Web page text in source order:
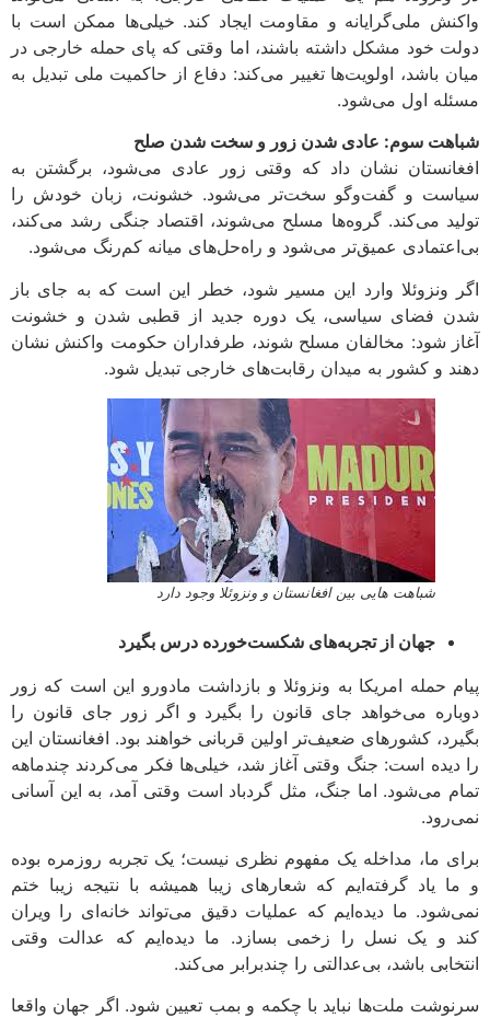
واکنش ملی‌گرایانه و مقاومت ایجاد کند. خیلی‌ها ممکن است با
دولت خود مشکل داشته باشند، اما وقتی که پای حمله خارجی در
میان باشد، اولویت‌ها تغییر می‌کند: دفاع از حاکمیت ملی تبدیل به
مسئله اول می‌شود.
شباهت سوم: عادی شدن زور و سخت شدن صلح
افغانستان نشان داد که وقتی زور عادی می‌شود، برگشتن به
سیاست و گفت‌وگو سخت‌تر می‌شود. خشونت، زبان خودش را
تولید می‌کند. گروه‌ها مسلح می‌شوند، اقتصاد جنگی رشد می‌کند،
بی‌اعتمادی عمیق‌تر می‌شود و راه‌حل‌های میانه کم‌رنگ می‌شود.
اگر ونزوئلا وارد این مسیر شود، خطر این است که به جای باز
شدن فضای سیاسی، یک دوره جدید از قطبی شدن و خشونت
آغاز شود: مخالفان مسلح شوند، طرفداران حکومت واکنش نشان
دهند و کشور به میدان رقابت‌های خارجی تبدیل شود.
شباهت هایی بین افغانستان و ونزوئلا وجود دارد
جهان از تجربه‌های شکست‌خورده درس بگیرد
پیام حمله امریکا به ونزوئلا و بازداشت مادورو این است که زور
دوباره می‌خواهد جای قانون را بگیرد و اگر زور جای قانون را
بگیرد، کشورهای ضعیف‌تر اولین قربانی خواهند بود. افغانستان این
را دیده است: جنگ وقتی آغاز شد، خیلی‌ها فکر می‌کردند چندماهه
تمام می‌شود. اما جنگ، مثل گردباد است وقتی آمد، به این آسانی
نمی‌رود.
برای ما، مداخله یک مفهوم نظری نیست؛ یک تجربه روزمره بوده
و ما یاد گرفته‌ایم که شعارهای زیبا همیشه با نتیجه زیبا ختم
نمی‌شود. ما دیده‌ایم که عملیات دقیق می‌تواند خانه‌ای را ویران
کند و یک نسل را زخمی بسازد. ما دیده‌ایم که عدالت وقتی
انتخابی باشد، بی‌عدالتی را چندبرابر می‌کند.
سرنوشت ملت‌ها نباید با چکمه و بمب تعیین شود. اگر جهان واقعا